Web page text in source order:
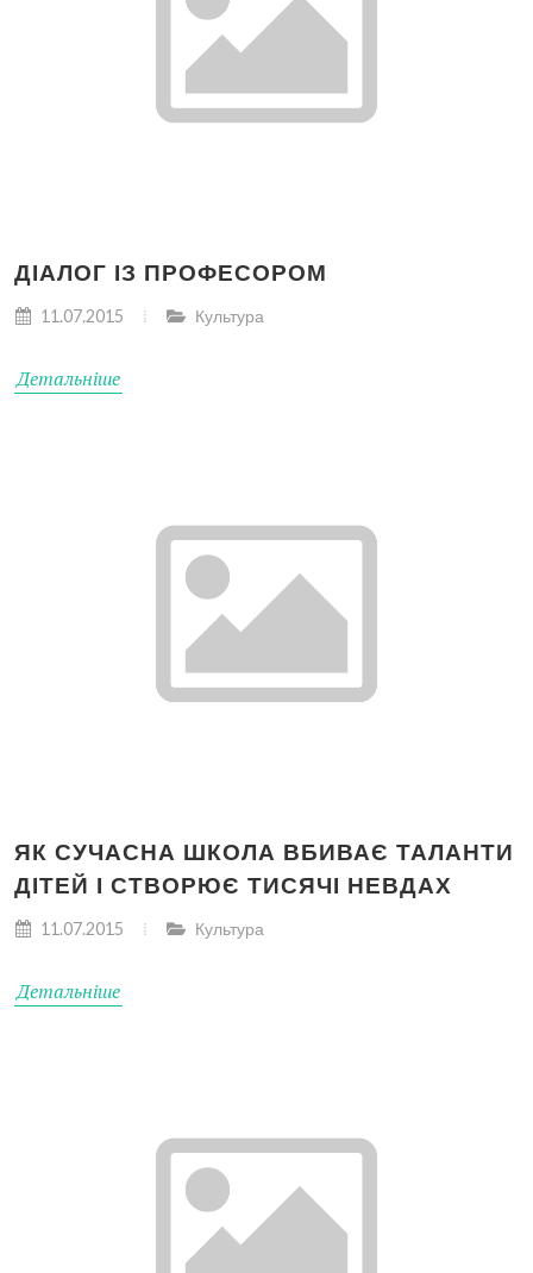
ДІАЛОГ ІЗ ПРОФЕСОРОМ
11.07.2015 Культура
Детальніше
ЯК СУЧАСНА ШКОЛА ВБИВАЄ ТАЛАНТИ
ДІТЕЙ І СТВОРЮЄ ТИСЯЧІ НЕВДАХ
11.07.2015 Культура
Детальніше